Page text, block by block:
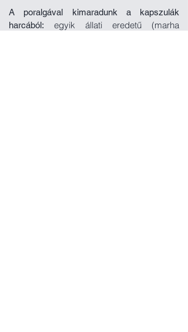
A poralgával kimaradunk a kapszulák
harcából:
egyik állati eredetű (marha